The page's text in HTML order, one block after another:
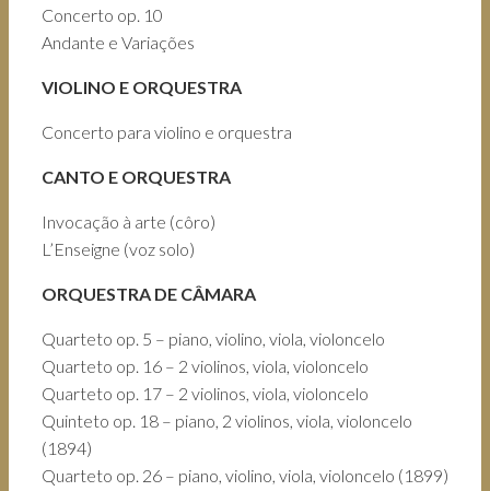
Concerto op. 10
Andante e Variações
VIOLINO E ORQUESTRA
Concerto para violino e orquestra
CANTO E ORQUESTRA
Invocação à arte (côro)
L’Enseigne (voz solo)
ORQUESTRA DE CÂMARA
Quarteto op. 5 – piano, violino, viola, violoncelo
Quarteto op. 16 – 2 violinos, viola, violoncelo
Quarteto op. 17 – 2 violinos, viola, violoncelo
Quinteto op. 18 – piano, 2 violinos, viola, violoncelo
(1894)
Quarteto op. 26 – piano, violino, viola, violoncelo (1899)